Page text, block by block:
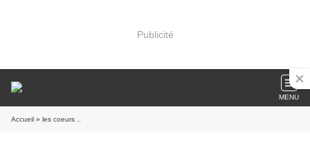
Publicité
MENU
Accueil » les coeurs ..